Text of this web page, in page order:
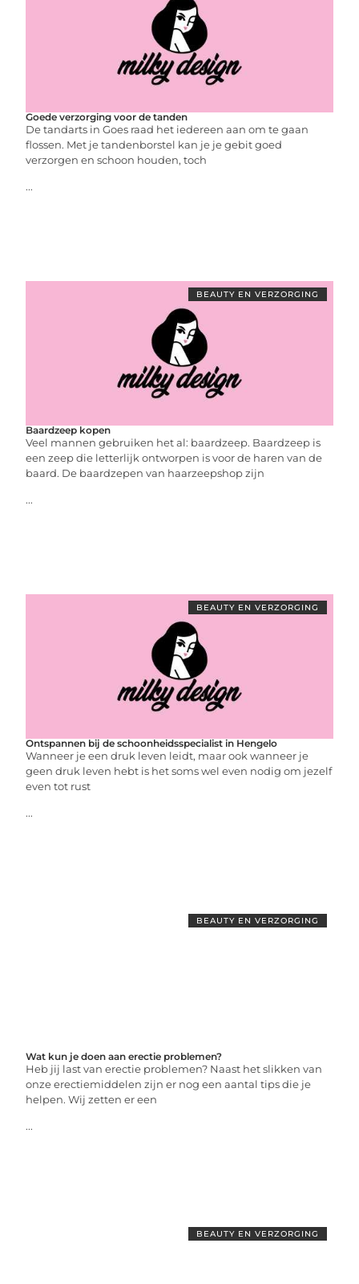
Goede verzorging voor de tanden
De tandarts in Goes raad het iedereen aan om te gaan
flossen. Met je tandenborstel kan je je gebit goed
verzorgen en schoon houden, toch
...
BEAUTY EN VERZORGING
Baardzeep kopen
Veel mannen gebruiken het al: baardzeep. Baardzeep is
een zeep die letterlijk ontworpen is voor de haren van de
baard. De baardzepen van haarzeepshop zijn
...
BEAUTY EN VERZORGING
Ontspannen bij de schoonheidsspecialist in Hengelo
Wanneer je een druk leven leidt, maar ook wanneer je
geen druk leven hebt is het soms wel even nodig om jezelf
even tot rust
...
BEAUTY EN VERZORGING
Wat kun je doen aan erectie problemen?
Heb jij last van erectie problemen? Naast het slikken van
onze erectiemiddelen zijn er nog een aantal tips die je
helpen. Wij zetten er een
...
BEAUTY EN VERZORGING